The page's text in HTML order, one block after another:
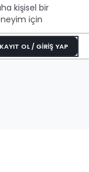
kişisel bir
için
KAYIT OL / GİRİŞ YAP